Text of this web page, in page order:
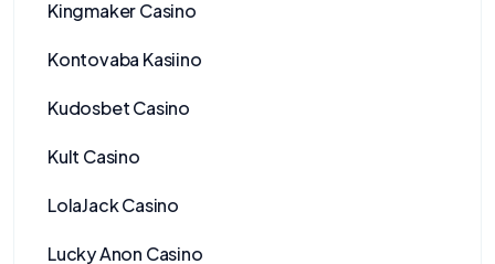
Kingmaker Casino
Kontovaba Kasiino
Kudosbet Casino
Kult Casino
LolaJack Casino
Lucky Anon Casino